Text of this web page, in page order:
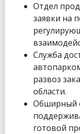
Отдел
заявки на
Служба
развоз
области.
Обширный
готовой